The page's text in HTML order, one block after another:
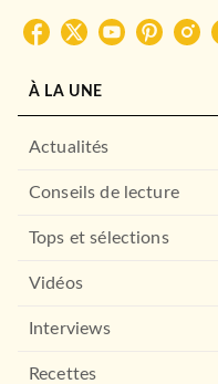
À LA UNE
Actualités
Conseils de lecture
Tops et sélections
Vidéos
Interviews
Recettes